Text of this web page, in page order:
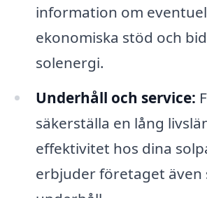
information om
ekonomiska stöd och
solenergi.
Underhåll och service:
säkerställa en lång
effektivitet hos dina
erbjuder företaget även